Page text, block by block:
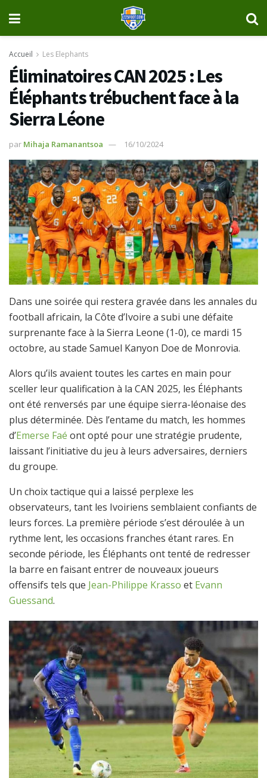
Accueil Les Elephants
Éliminatoires CAN 2025 : Les
Éléphants trébuchent face à la
Sierra Léone
par Mihaja Ramanantsoa 16/10/2024
Dans une soirée qui restera gravée dans les annales du
football africain, la Côte d’Ivoire a subi une défaite
surprenante face à la Sierra Leone (1-0), ce mardi 15
octobre, au stade Samuel Kanyon Doe de Monrovia.
Alors qu’ils avaient toutes les cartes en main pour
sceller leur qualification à la CAN 2025, les Éléphants
ont été renversés par une équipe sierra-léonaise des
plus déterminée. Dès l’entame du match, les hommes
d’Emerse Faé ont opté pour une stratégie prudente,
laissant l’initiative du jeu à leurs adversaires, derniers
du groupe.
Un choix tactique qui a laissé perplexe les
observateurs, tant les Ivoiriens semblaient confiants de
leurs forces. La première période s’est déroulée à un
rythme lent, les occasions franches étant rares. En
seconde période, les Éléphants ont tenté de redresser
la barre en faisant entrer de nouveaux joueurs
offensifs tels que Jean-Philippe Krasso et Evann
Guessand.